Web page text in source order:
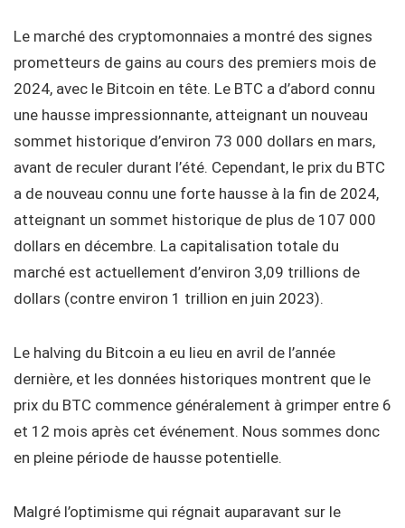
Le marché des cryptomonnaies a montré des signes
prometteurs de gains au cours des premiers mois de
2024, avec le Bitcoin en tête. Le BTC a d’abord connu
une hausse impressionnante, atteignant un nouveau
sommet historique d’environ 73 000 dollars en mars,
avant de reculer durant l’été. Cependant, le prix du BTC
a de nouveau connu une forte hausse à la fin de 2024,
atteignant un sommet historique de plus de 107 000
dollars en décembre. La capitalisation totale du
marché est actuellement d’environ 3,09 trillions de
dollars (contre environ 1 trillion en juin 2023).
Le halving du Bitcoin a eu lieu en avril de l’année
dernière, et les données historiques montrent que le
prix du BTC commence généralement à grimper entre 6
et 12 mois après cet événement. Nous sommes donc
en pleine période de hausse potentielle.
Malgré l’optimisme qui régnait auparavant sur le